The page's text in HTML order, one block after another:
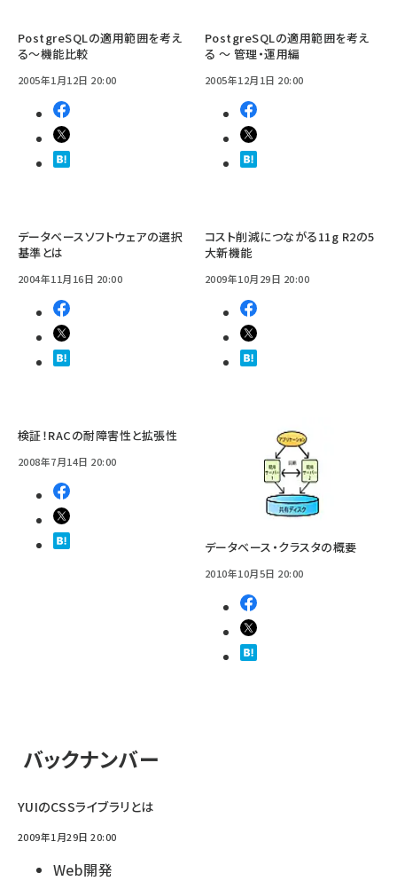
PostgreSQLの適用範囲を考え
る〜機能比較
2005年1月12日 20:00
PostgreSQLの適用範囲を考え
る 〜 管理・運用編
2005年12月1日 20:00
データベースソフトウェアの選択
基準とは
2004年11月16日 20:00
コスト削減につながる11g R2の5
大新機能
2009年10月29日 20:00
検証！RACの耐障害性と拡張性
2008年7月14日 20:00
データベース・クラスタの概要
2010年10月5日 20:00
バックナンバー
YUIのCSSライブラリとは
2009年1月29日 20:00
Web開発